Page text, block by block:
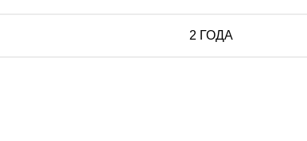
2 ГОДА